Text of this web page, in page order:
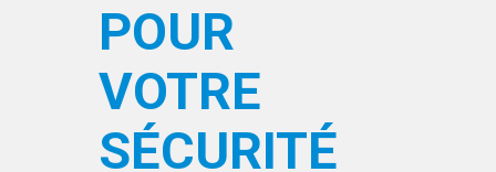
POUR
VOTRE
SÉCURITÉ